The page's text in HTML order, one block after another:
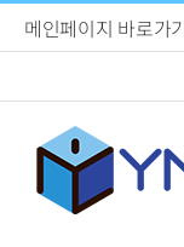
메인페이지 바로가